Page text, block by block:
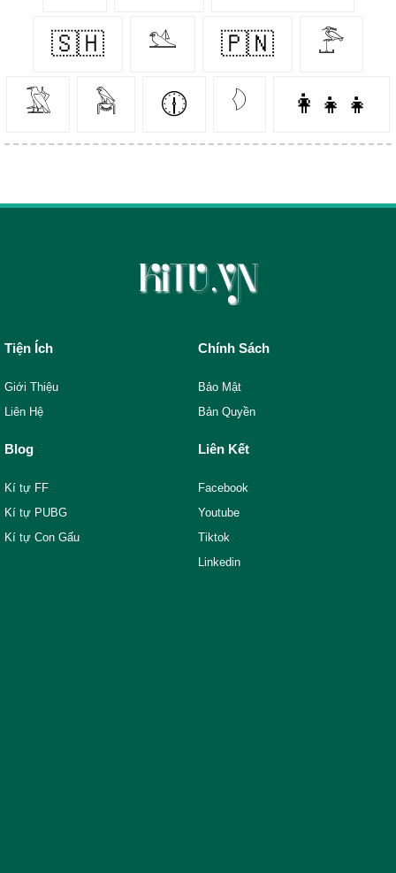
🇸🇭 𓅎 🇵🇳 𓅤
𓅁 𓅉 🕧 𓆠 👩‍👧‍👧
Tiện Ích
Giới Thiệu
Liên Hệ
Chính Sách
Bảo Mật
Bản Quyền
Blog
Kí tự FF
Kí tự PUBG
Kí tự Con Gấu
Liên Kết
Facebook
Youtube
Tiktok
Linkedin